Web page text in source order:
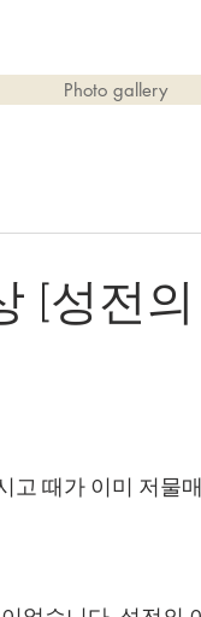
Photo gallery
[성전의
고 때가 이미 저물